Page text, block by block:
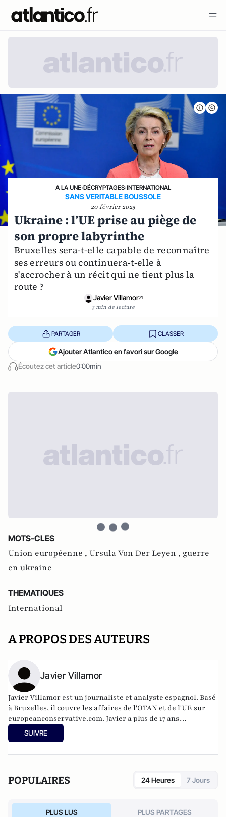
A LA UNE›DÉCRYPTAGES›INTERNATIONAL
SANS VERITABLE BOUSSOLE
20 février 2025
Ukraine : l’UE prise au piège de
son propre labyrinthe
Bruxelles sera-t-elle capable de reconnaître
ses erreurs ou continuera-t-elle à
s'accrocher à un récit qui ne tient plus la
route ?
Javier Villamor
3 min de lecture
Écoutez cet article0:00min
PARTAGER CLASSER
Ajouter Atlantico en favori sur Google
MOTS-CLES
Union européenne , Ursula Von Der Leyen , guerre
en ukraine
THEMATIQUES
International
A PROPOS DES AUTEURS
Javier Villamor
Javier Villamor est un journaliste et analyste espagnol. Basé
à Bruxelles, il couvre les affaires de l'OTAN et de l'UE sur
europeanconservative.com. Javier a plus de 17 ans
d'expérience dans les domaines de la politique
internationale, de la défense et de la sécurité. Il travaille
SUIVRE
POPULAIRES 24 Heures 7 Jours
PLUS LUS PLUS PARTAGES